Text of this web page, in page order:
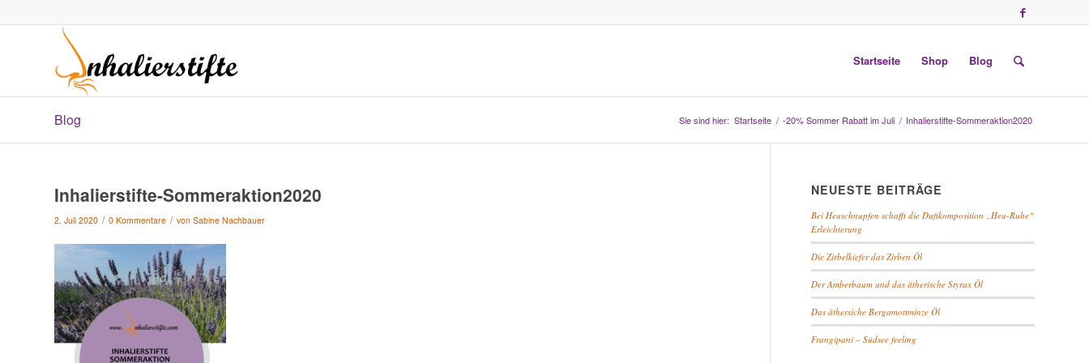
Startseite Shop Blog
Blog Sie sind hier: Startseite / -20% Sommer Rabatt im Juli / Inhalierstifte-Sommeraktion2020
Inhalierstifte-Sommeraktion2020
2. Juli 2020 / 0 Kommentare / von Sabine Nachbauer
NEUESTE BEITRÄGE
Bei Heuschnupfen schafft die Duftkomposition „Heu-Ruhe“
Erleichterung
Die Zirbelkiefer das Zirben Öl
Der Amberbaum und das ätherische Styrax Öl
Das äthersiche Bergamottminze Öl
Frangipani – Südsee feeling